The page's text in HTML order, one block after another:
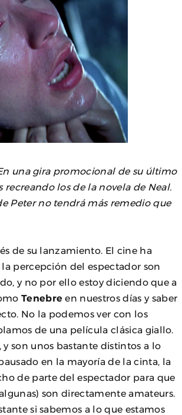
una gira promocional de su último
los de la novela de Neal.
Peter no tendrá más remedio que
de su lanzamiento. El cine ha
percepción del espectador son
y no por ello estoy diciendo que a
Tenebre en nuestros días y saber
No la podemos ver con los
de una película clásica giallo.
son unos bastante distintos a lo
en la mayoría de la cinta, la
de parte del espectador para que
son directamente amateurs.
si sabemos a lo que estamos